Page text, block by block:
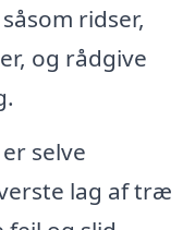
ridser,
og rådgive
selve
lag af træ